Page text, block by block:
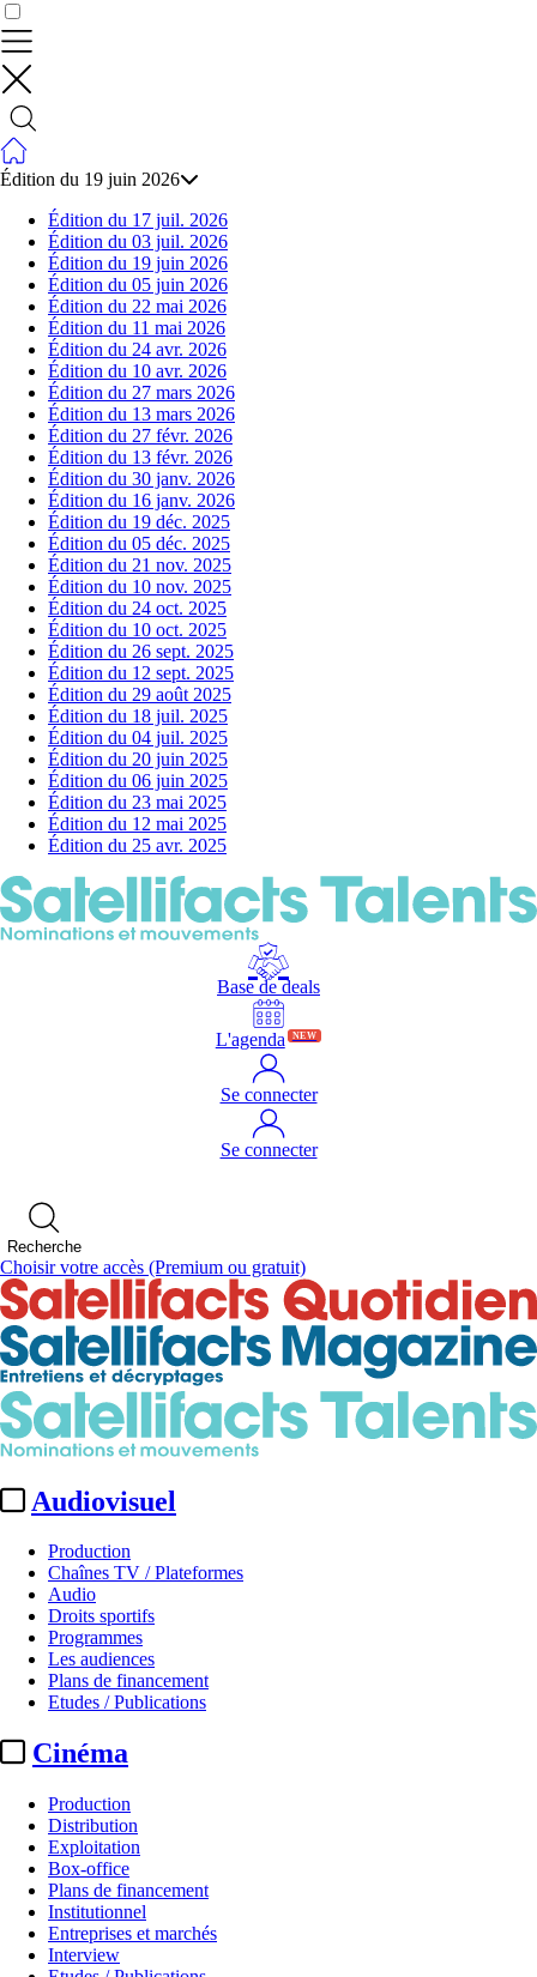
Édition du 19 juin 2026
Édition du 17 juil. 2026
Édition du 03 juil. 2026
Édition du 19 juin 2026
Édition du 05 juin 2026
Édition du 22 mai 2026
Édition du 11 mai 2026
Édition du 24 avr. 2026
Édition du 10 avr. 2026
Édition du 27 mars 2026
Édition du 13 mars 2026
Édition du 27 févr. 2026
Édition du 13 févr. 2026
Édition du 30 janv. 2026
Édition du 16 janv. 2026
Édition du 19 déc. 2025
Édition du 05 déc. 2025
Édition du 21 nov. 2025
Édition du 10 nov. 2025
Édition du 24 oct. 2025
Édition du 10 oct. 2025
Édition du 26 sept. 2025
Édition du 12 sept. 2025
Édition du 29 août 2025
Édition du 18 juil. 2025
Édition du 04 juil. 2025
Édition du 20 juin 2025
Édition du 06 juin 2025
Édition du 23 mai 2025
Édition du 12 mai 2025
Édition du 25 avr. 2025
Base de deals
L'agenda NEW
Se connecter
Se connecter
Recherche
Choisir votre accès (Premium ou gratuit)
Audiovisuel
Production
Chaînes TV / Plateformes
Audio
Droits sportifs
Programmes
Les audiences
Plans de financement
Etudes / Publications
Cinéma
Production
Distribution
Exploitation
Box-office
Plans de financement
Institutionnel
Entreprises et marchés
Interview
Contrôler vos données